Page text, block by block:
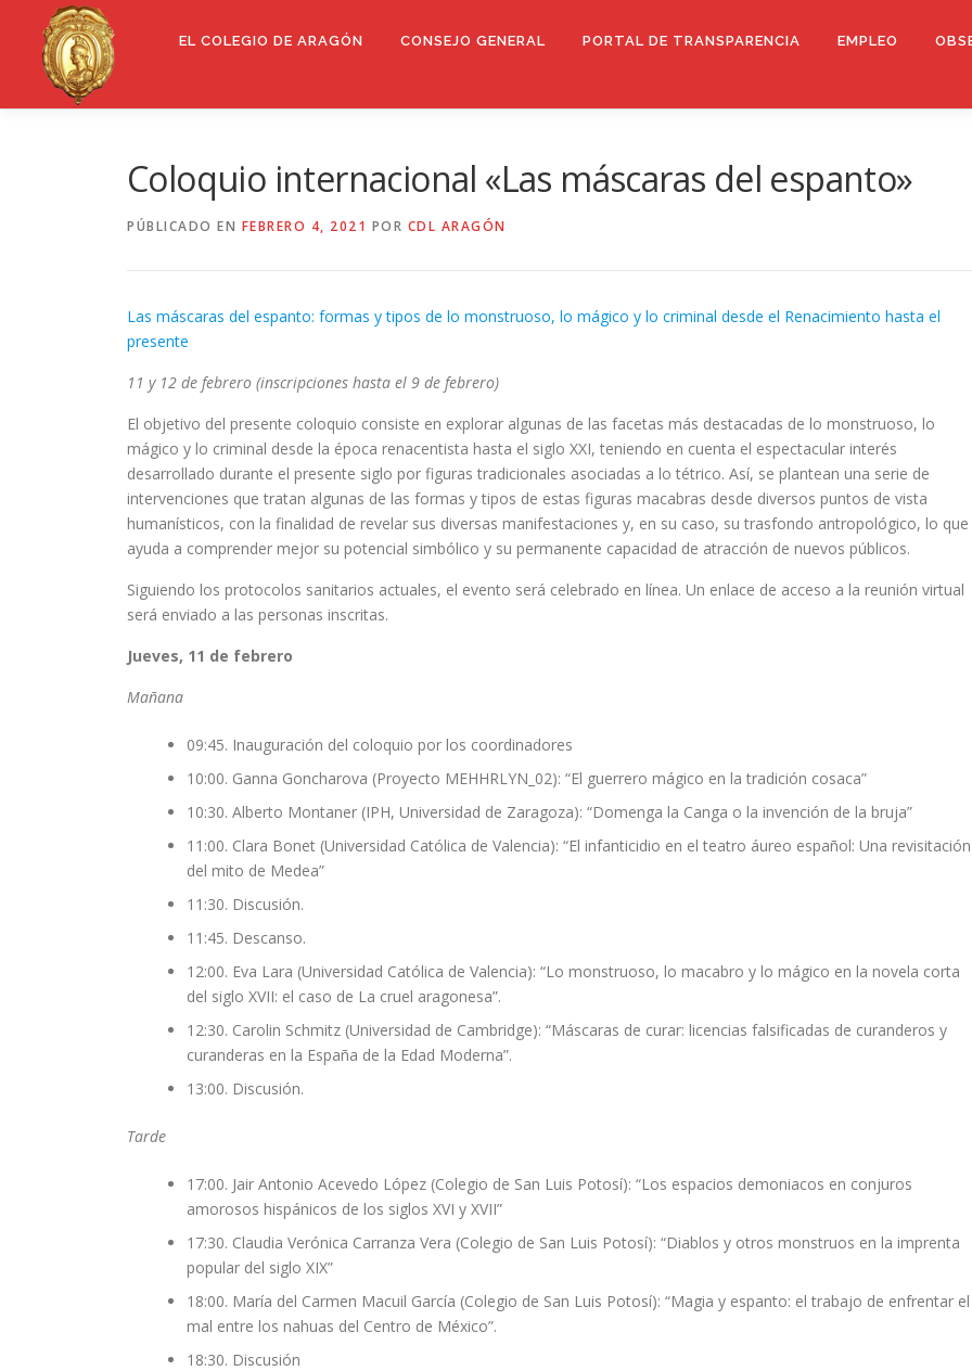
contenido
EL COLEGIO DE ARAGÓN CONSEJO GENERAL PORTAL DE TRANSPARENCIA EMPLEO
Coloquio internacional «Las máscaras del espanto»
PÚBLICADO EN FEBRERO 4, 2021 POR CDL ARAGÓN
Las máscaras del espanto: formas y tipos de lo monstruoso, lo mágico y lo criminal desde el Renacimiento hasta el
presente
11 y 12 de febrero (inscripciones hasta el 9 de febrero)
El objetivo del presente coloquio consiste en explorar algunas de las facetas más destacadas de lo monstruoso, lo
mágico y lo criminal desde la época renacentista hasta el siglo XXI, teniendo en cuenta el espectacular interés
desarrollado durante el presente siglo por figuras tradicionales asociadas a lo tétrico. Así, se plantean una serie de
intervenciones que tratan algunas de las formas y tipos de estas figuras macabras desde diversos puntos de vista
humanísticos, con la finalidad de revelar sus diversas manifestaciones y, en su caso, su trasfondo antropológico, lo que
ayuda a comprender mejor su potencial simbólico y su permanente capacidad de atracción de nuevos públicos.
Siguiendo los protocolos sanitarios actuales, el evento será celebrado en línea. Un enlace de acceso a la reunión virtual
será enviado a las personas inscritas.
Jueves, 11 de febrero
Mañana
09:45. Inauguración del coloquio por los coordinadores
10:00. Ganna Goncharova (Proyecto MEHHRLYN_02): “El guerrero mágico en la tradición cosaca”
10:30. Alberto Montaner (IPH, Universidad de Zaragoza): “Domenga la Canga o la invención de la bruja”
11:00. Clara Bonet (Universidad Católica de Valencia): “El infanticidio en el teatro áureo español: Una revisitación
del mito de Medea”
11:30. Discusión.
11:45. Descanso.
12:00. Eva Lara (Universidad Católica de Valencia): “Lo monstruoso, lo macabro y lo mágico en la novela corta
del siglo XVII: el caso de La cruel aragonesa”.
12:30. Carolin Schmitz (Universidad de Cambridge): “Máscaras de curar: licencias falsificadas de curanderos y
curanderas en la España de la Edad Moderna”.
13:00. Discusión.
Tarde
17:00. Jair Antonio Acevedo López (Colegio de San Luis Potosí): “Los espacios demoniacos en conjuros
amorosos hispánicos de los siglos XVI y XVII”
17:30. Claudia Verónica Carranza Vera (Colegio de San Luis Potosí): “Diablos y otros monstruos en la imprenta
popular del siglo XIX”
18:00. María del Carmen Macuil García (Colegio de San Luis Potosí): “Magia y espanto: el trabajo de enfrentar el
mal entre los nahuas del Centro de México”.
18:30. Discusión